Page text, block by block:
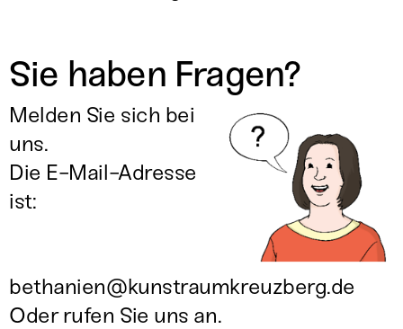
Sie haben Fragen?
Melden Sie sich bei
uns.
Die E-Mail-Adresse
ist:
bethanien@kunstraumkreuzberg.de
Oder rufen Sie uns an.